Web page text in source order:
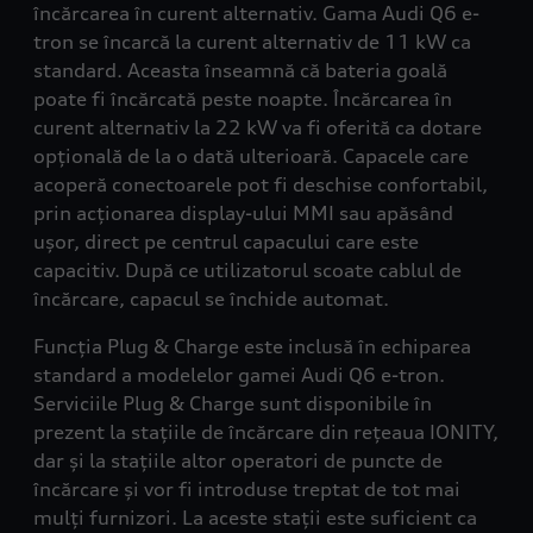
încărcarea în curent alternativ. Gama Audi Q6 e-
tron se încarcă la curent alternativ de 11 kW ca
standard. Aceasta înseamnă că bateria goală
poate fi încărcată peste noapte. Încărcarea în
curent alternativ la 22 kW va fi oferită ca dotare
opțională de la o dată ulterioară. Capacele care
acoperă conectoarele pot fi deschise confortabil,
prin acționarea display-ului MMI sau apăsând
ușor, direct pe centrul capacului care este
capacitiv. După ce utilizatorul scoate cablul de
încărcare, capacul se închide automat.
Funcția Plug & Charge este inclusă în echiparea
standard a modelelor gamei Audi Q6 e-tron.
Serviciile Plug & Charge sunt disponibile în
prezent la stațiile de încărcare din rețeaua IONITY,
dar și la stațiile altor operatori de puncte de
încărcare și vor fi introduse treptat de tot mai
mulți furnizori. La aceste stații este suficient ca